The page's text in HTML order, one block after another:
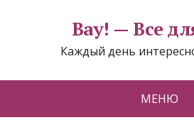
Вау! — Все
Каждый день
МЕНЮ